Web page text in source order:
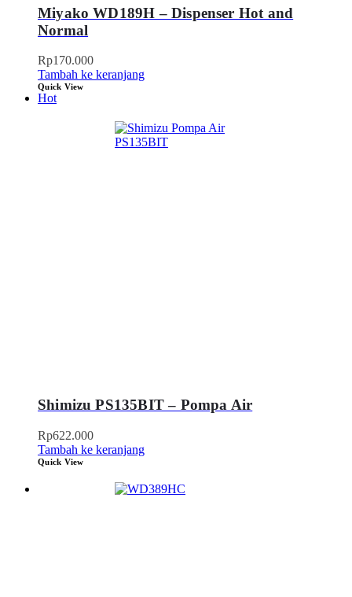
Miyako WD189H – Dispenser Hot and
Normal
Rp170.000
Tambah ke keranjang
Quick View
Hot
Shimizu PS135BIT – Pompa Air
Rp622.000
Tambah ke keranjang
Quick View